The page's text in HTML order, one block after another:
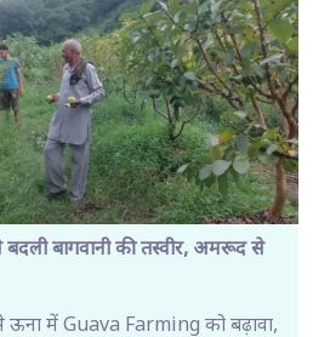
बदली बागवानी की तस्वीर, अमरूद से
में Guava Farming को बढ़ावा,